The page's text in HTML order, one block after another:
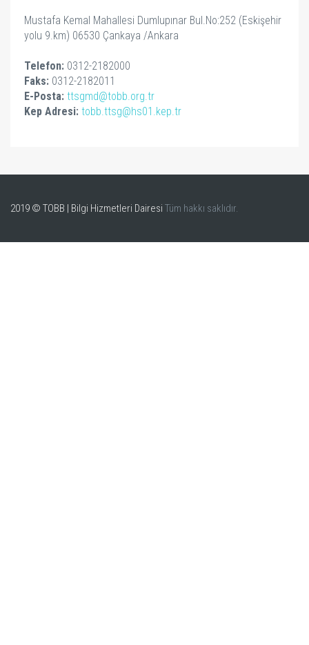
Mustafa Kemal Mahallesi Dumlupınar Bul.No:252 (Eskişehir
yolu 9.km) 06530 Çankaya /Ankara
Telefon: 0312-2182000
Faks: 0312-2182011
E-Posta: ttsgmd@tobb.org.tr
Kep Adresi: tobb.ttsg@hs01.kep.tr
2019 © TOBB | Bilgi Hizmetleri Dairesi Tüm hakkı saklıdır.